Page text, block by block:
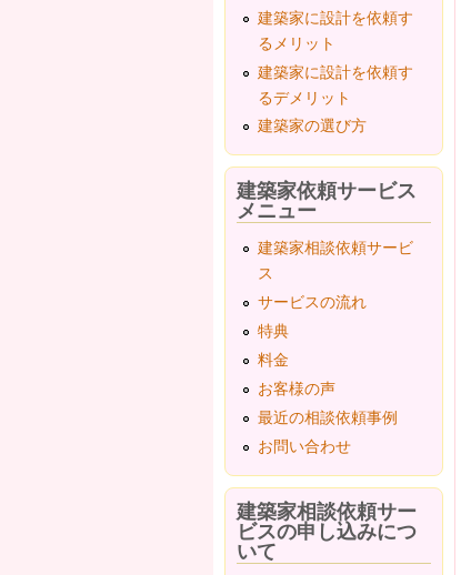
建築家に設計を依頼す
るメリット
建築家に設計を依頼す
るデメリット
建築家の選び方
建築家依頼サービス
メニュー
建築家相談依頼サービ
ス
サービスの流れ
特典
料金
お客様の声
最近の相談依頼事例
お問い合わせ
建築家相談依頼サー
ビスの申し込みにつ
いて